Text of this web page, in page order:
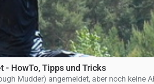
- HowTo, Tipps und Tricks
Mudder) angemeldet, aber noch keine